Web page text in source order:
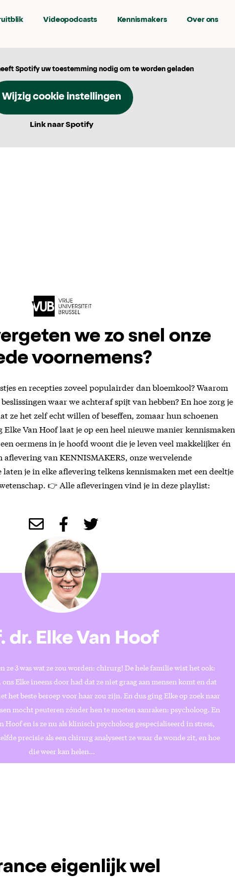
Videopodcasts Kennismakers Over ons
Spotify uw toestemming nodig om te worden geladen
Wijzig cookie instellingen
Link naar Spotify
we zo snel onze
voornemens?
en recepties zoveel populairder dan bloemkool? Waarom
waar we achteraf spijt van hebben? En hoe zorg je
ze het zelf echt willen of beseffen, zomaar hun schoenen
Van Hoof laat je op een heel nieuwe manier kennismaken
oermens in je hoofd woont die je leven veel makkelijker én
van KENNISMAKERS, onze wervelende
laten je in elke aflevering telkens kennismaken met een deeltje
👉 Alle afleveringen vind je in deze playlist:
dr. Elke Van Hoof
ze 3 was wat ze zou worden: chirurg! De hele familie wist het ook:
Elke ineens door had dat ze niet graag aan mensen komt en dat
het beste beroep voor haar zou zijn. En dus ging Elke op zoek naar
mocht peuteren zónder hen te moeten aanraken: psycholoog. En
Hoof en is ze nu als klinisch psycholoog gespecialiseerd in stress,
precisie als een chirurg analyseert ze waar de wonde zit, en hoe
die weer kan helen...
eigenlijk wel